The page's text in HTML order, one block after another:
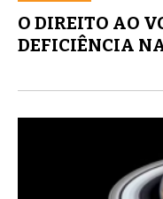
O DIREITO AO
DEFICIÊNCIA